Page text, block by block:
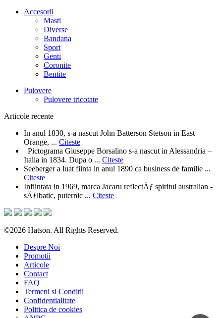
Accesorii
Masti
Diverse
Bandana
Sport
Genti
Coronite
Bentite
Pulovere
Pulovere tricotate
Articole recente
In anul 1830, s-a nascut John Batterson Stetson in East
Orange, ... Citeste
Pictograma Giuseppe Borsalino s-a nascut in Alessandria –
Italia in 1834. Dupa o ... Citeste
Seeberger a luat fiinta in anul 1890 ca business de familie ...
Citeste
Infiintata in 1969, marca Jacaru reflectÄƒ spiritul australian -
sÄƒlbatic, puternic ... Citeste
©2026 Hatson. All Rights Reserved.
Despre Noi
Promotii
Articole
Contact
FAQ
Termeni si Conditii
Confidentialitate
Politica de cookies